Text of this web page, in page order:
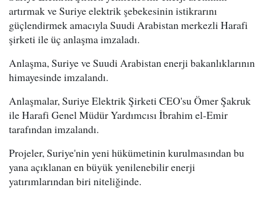
artırmak ve Suriye elektrik şebekesinin istikrarını
güçlendirmek amacıyla Suudi Arabistan merkezli Harafi
şirketi ile üç anlaşma imzaladı.
Anlaşma, Suriye ve Suudi Arabistan enerji bakanlıklarının
himayesinde imzalandı.
Anlaşmalar, Suriye Elektrik Şirketi CEO'su Ömer Şakruk
ile Harafi Genel Müdür Yardımcısı İbrahim el-Emir
tarafından imzalandı.
Projeler, Suriye'nin yeni hükümetinin kurulmasından bu
yana açıklanan en büyük yenilenebilir enerji
yatırımlarından biri niteliğinde.